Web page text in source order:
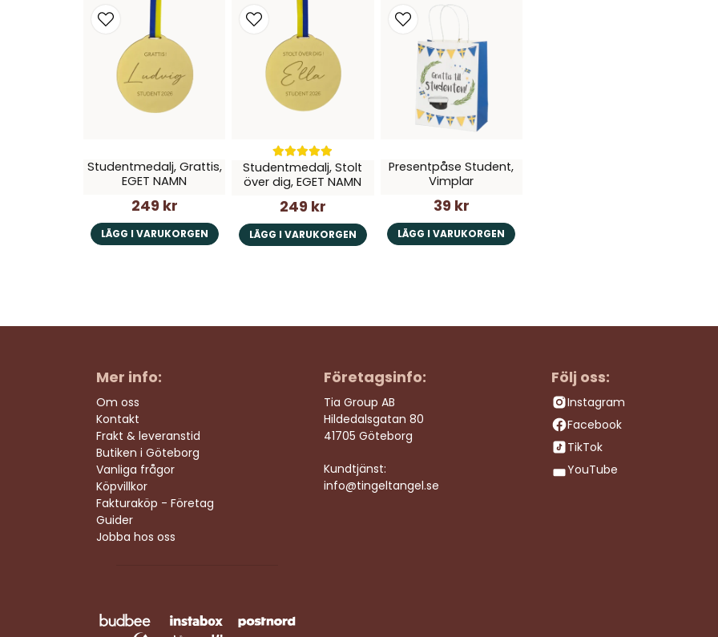
Studentmedalj, Grattis,
EGET NAMN
249 kr
LÄGG I VARUKORGEN
Studentmedalj, Stolt
över dig, EGET NAMN
249 kr
LÄGG I VARUKORGEN
Presentpåse Student,
Vimplar
39 kr
LÄGG I VARUKORGEN
Mer info:
Om oss
Kontakt
Frakt & leveranstid
Butiken i Göteborg
Vanliga frågor
Köpvillkor
Fakturaköp - Företag
Guider
Jobba hos oss
Företagsinfo:
Tia Group AB
Hildedalsgatan 80
41705 Göteborg
Kundtjänst:
info@tingeltangel.se
Följ oss:
Instagram
Facebook
TikTok
YouTube